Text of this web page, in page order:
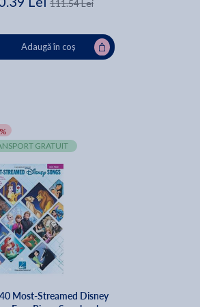
111.54 Lei
Adaugă în coș
GRATUIT
Most-Streamed Disney